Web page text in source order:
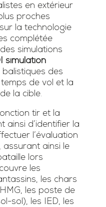
en extérieur
proches
la technologie
complétée
simulations
simulation
des
de vol et la
la cible.
tir et la
ainsi d’identifier la
l’évaluation
assurant ainsi le
lors
les
les chars
les poste de
sol), les IED, les